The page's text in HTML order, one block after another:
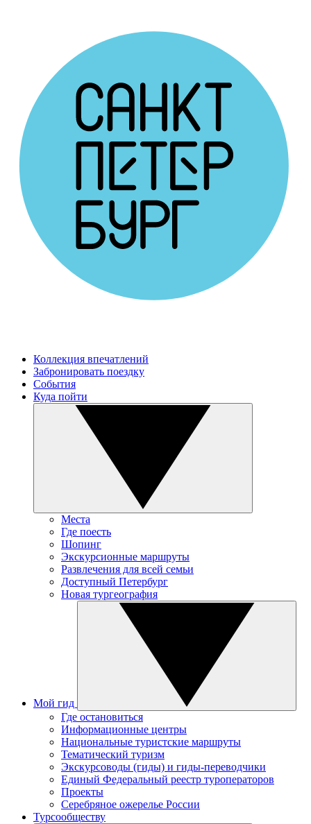
Коллекция впечатлений
Забронировать поездку
События
Куда пойти
Места
Где поесть
Шопинг
Экскурсионные маршруты
Развлечения для всей семьи
Доступный Петербург
Новая тургеография
Мой гид
Где остановиться
Информационные центры
Национальные туристские маршруты
Тематический туризм
Экскурсоводы (гиды) и гиды-переводчики
Единый Федеральный реестр туроператоров
Проекты
Серебряное ожерелье России
Турсообществу